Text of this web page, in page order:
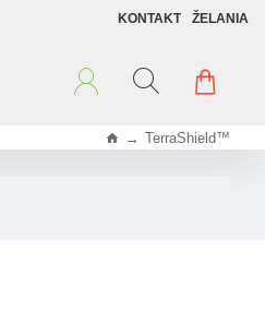
KONTAKT ŽELANIA
h
TerraShield™